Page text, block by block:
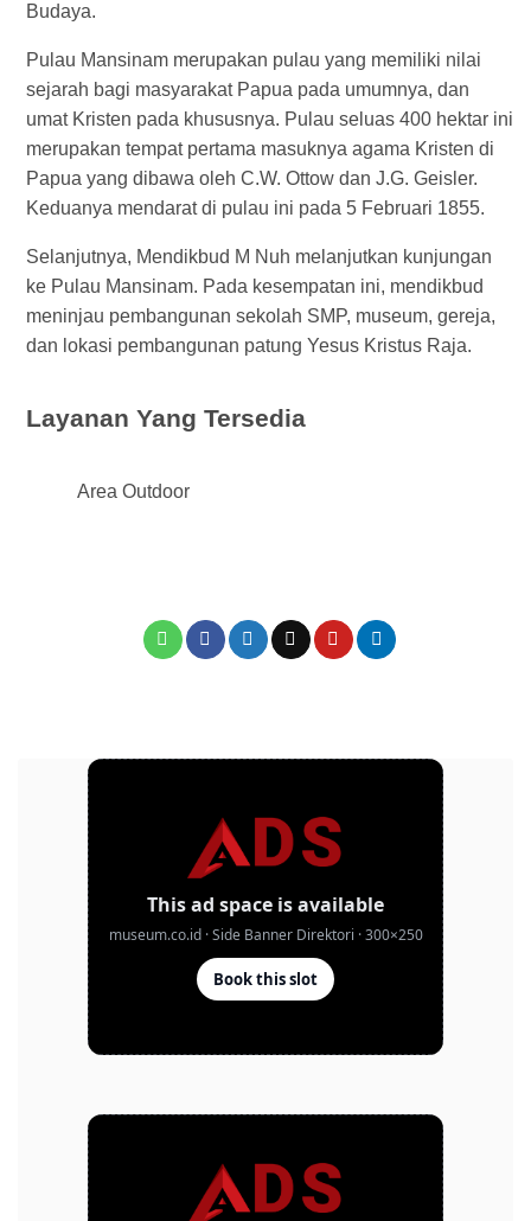
Budaya.
Pulau Mansinam merupakan pulau yang memiliki nilai
sejarah bagi masyarakat Papua pada umumnya, dan
umat Kristen pada khususnya. Pulau seluas 400 hektar ini
merupakan tempat pertama masuknya agama Kristen di
Papua yang dibawa oleh C.W. Ottow dan J.G. Geisler.
Keduanya mendarat di pulau ini pada 5 Februari 1855.
Selanjutnya, Mendikbud M Nuh melanjutkan kunjungan
ke Pulau Mansinam. Pada kesempatan ini, mendikbud
meninjau pembangunan sekolah SMP, museum, gereja,
dan lokasi pembangunan patung Yesus Kristus Raja.
Layanan Yang Tersedia
Area Outdoor